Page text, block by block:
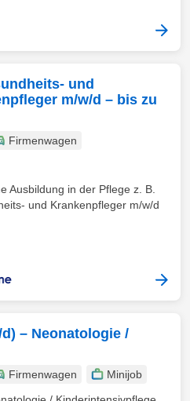
und
m/w/d – bis zu
Firmenwagen
Ausbildung in der Pflege z. B.
und Krankenpfleger m/w/d
– Neonatologie /
Firmenwagen
Minijob